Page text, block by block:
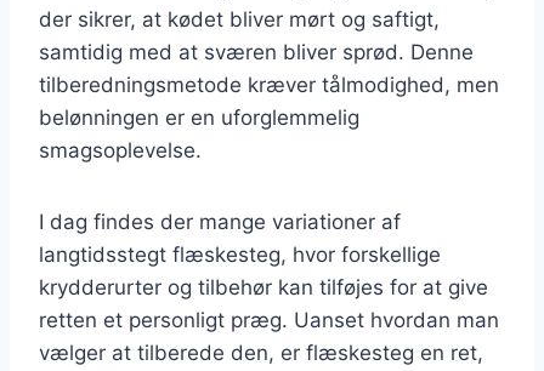
der sikrer, at kødet bliver mørt og saftigt,
samtidig med at sværen bliver sprød. Denne
tilberedningsmetode kræver tålmodighed, men
belønningen er en uforglemmelig
smagsoplevelse.
I dag findes der mange variationer af
langtidsstegt flæskesteg, hvor forskellige
krydderurter og tilbehør kan tilføjes for at give
retten et personligt præg. Uanset hvordan man
vælger at tilberede den, er flæskesteg en ret,